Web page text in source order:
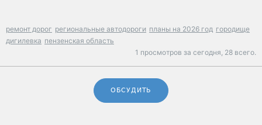
ремонт дорог региональные автодороги планы на 2026 год городище
дигилевка пензенская область
1 просмотров за сегодня, 28 всего.
ОБСУДИТЬ